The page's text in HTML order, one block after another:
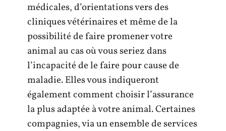
médicales, d’orientations vers des
cliniques vétérinaires et même de la
possibilité de faire promener votre
animal au cas où vous seriez dans
l’incapacité de le faire pour cause de
maladie. Elles vous indiqueront
également comment choisir l’assurance
la plus adaptée à votre animal. Certaines
compagnies, via un ensemble de services